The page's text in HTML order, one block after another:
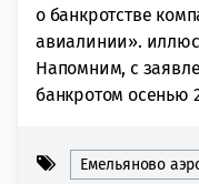
о банкротстве
авиалинии».
Напомним, с
банкротом осенью
Емельяново